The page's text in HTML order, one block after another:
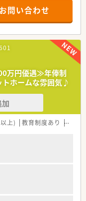
お問い合わせ
万円優遇≫年俸制
トホームな雰囲気♪
上) 教育制度あり 大手